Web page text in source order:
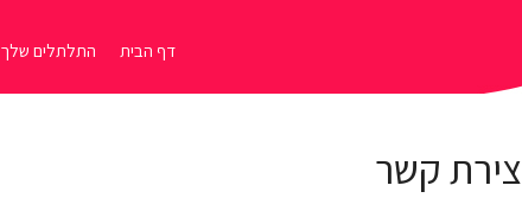
דף הבית התלתלים שלך
קשר